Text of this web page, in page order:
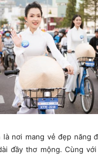
là nơi mang vẻ đẹp năng
đầy thơ mộng. Cùng